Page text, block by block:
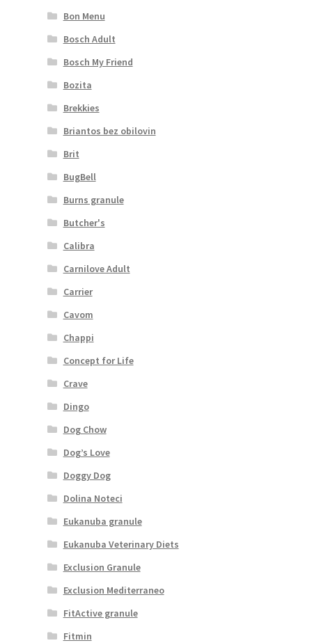
Bon Menu
Bosch Adult
Bosch My Friend
Bozita
Brekkies
Briantos bez obilovin
Brit
BugBell
Burns granule
Butcher's
Calibra
Carnilove Adult
Carrier
Cavom
Chappi
Concept for Life
Crave
Dingo
Dog Chow
Dog’s Love
Doggy Dog
Dolina Noteci
Eukanuba granule
Eukanuba Veterinary Diets
Exclusion Granule
Exclusion Mediterraneo
FitActive granule
Fitmin